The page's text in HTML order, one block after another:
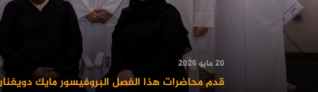
20 مايو 2026
قدم محاضرات هذا الفصل البروفيسور مايك